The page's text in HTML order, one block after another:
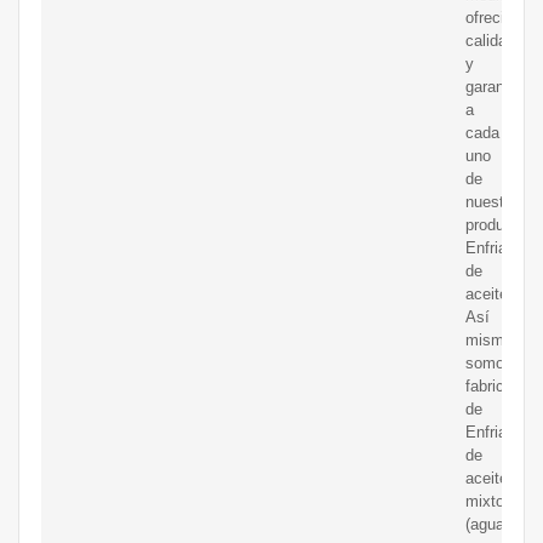
ofreciendo
calidad
y
garantía
a
cada
uno
de
nuestros
productos.
de
aceite
Así
mismo,
somos
fabricantes
de
de
aceite
mixtos
(agua